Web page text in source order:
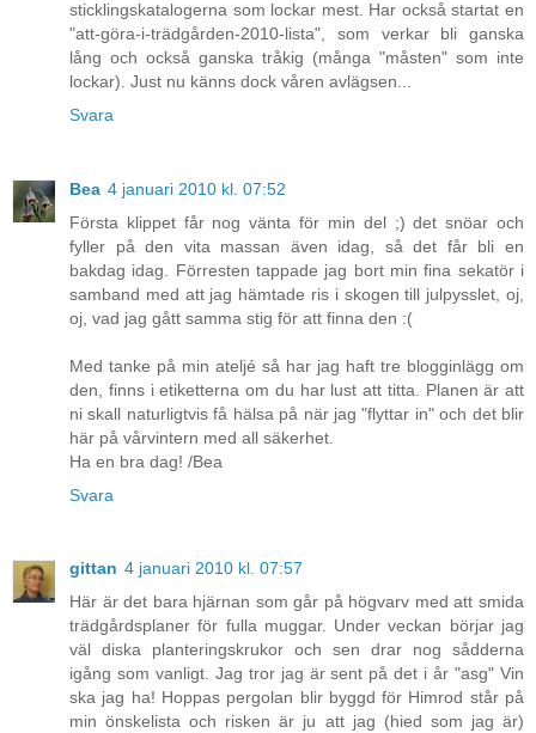
sticklingskatalogerna som lockar mest. Har också startat en
"att-göra-i-trädgården-2010-lista", som verkar bli ganska
lång och också ganska tråkig (många "måsten" som inte
lockar). Just nu känns dock våren avlägsen...
Svara
Bea 4 januari 2010 kl. 07:52
Första klippet får nog vänta för min del ;) det snöar och
fyller på den vita massan även idag, så det får bli en
bakdag idag. Förresten tappade jag bort min fina sekatör i
samband med att jag hämtade ris i skogen till julpysslet, oj,
oj, vad jag gått samma stig för att finna den :(
Med tanke på min ateljé så har jag haft tre blogginlägg om
den, finns i etiketterna om du har lust att titta. Planen är att
ni skall naturligtvis få hälsa på när jag "flyttar in" och det blir
här på vårvintern med all säkerhet.
Ha en bra dag! /Bea
Svara
gittan 4 januari 2010 kl. 07:57
Här är det bara hjärnan som går på högvarv med att smida
trädgårdsplaner för fulla muggar. Under veckan börjar jag
väl diska planteringskrukor och sen drar nog sådderna
igång som vanligt. Jag tror jag är sent på det i år "asg" Vin
ska jag ha! Hoppas pergolan blir byggd för Himrod står på
min önskelista och risken är ju att jag (hied som jag är)